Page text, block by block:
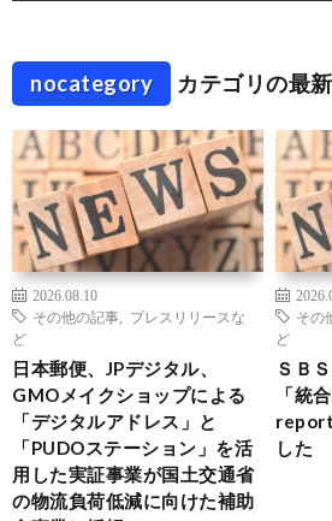
nocategory カテゴリの最
2026.08.10
その他の記事
プレスリリースな
ど
日本郵便、JPデジタル、
GMOメイクショップによる
「デジタルアドレス」と
「PUDOステーション」を活
用した実証事業が国土交通省
の物流負荷低減に向けた補助
その
ど
ＳＢ
「統
report
した